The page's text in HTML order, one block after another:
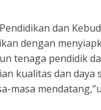
dan
dengan
tenaga pendidik
kualitas dan
masa